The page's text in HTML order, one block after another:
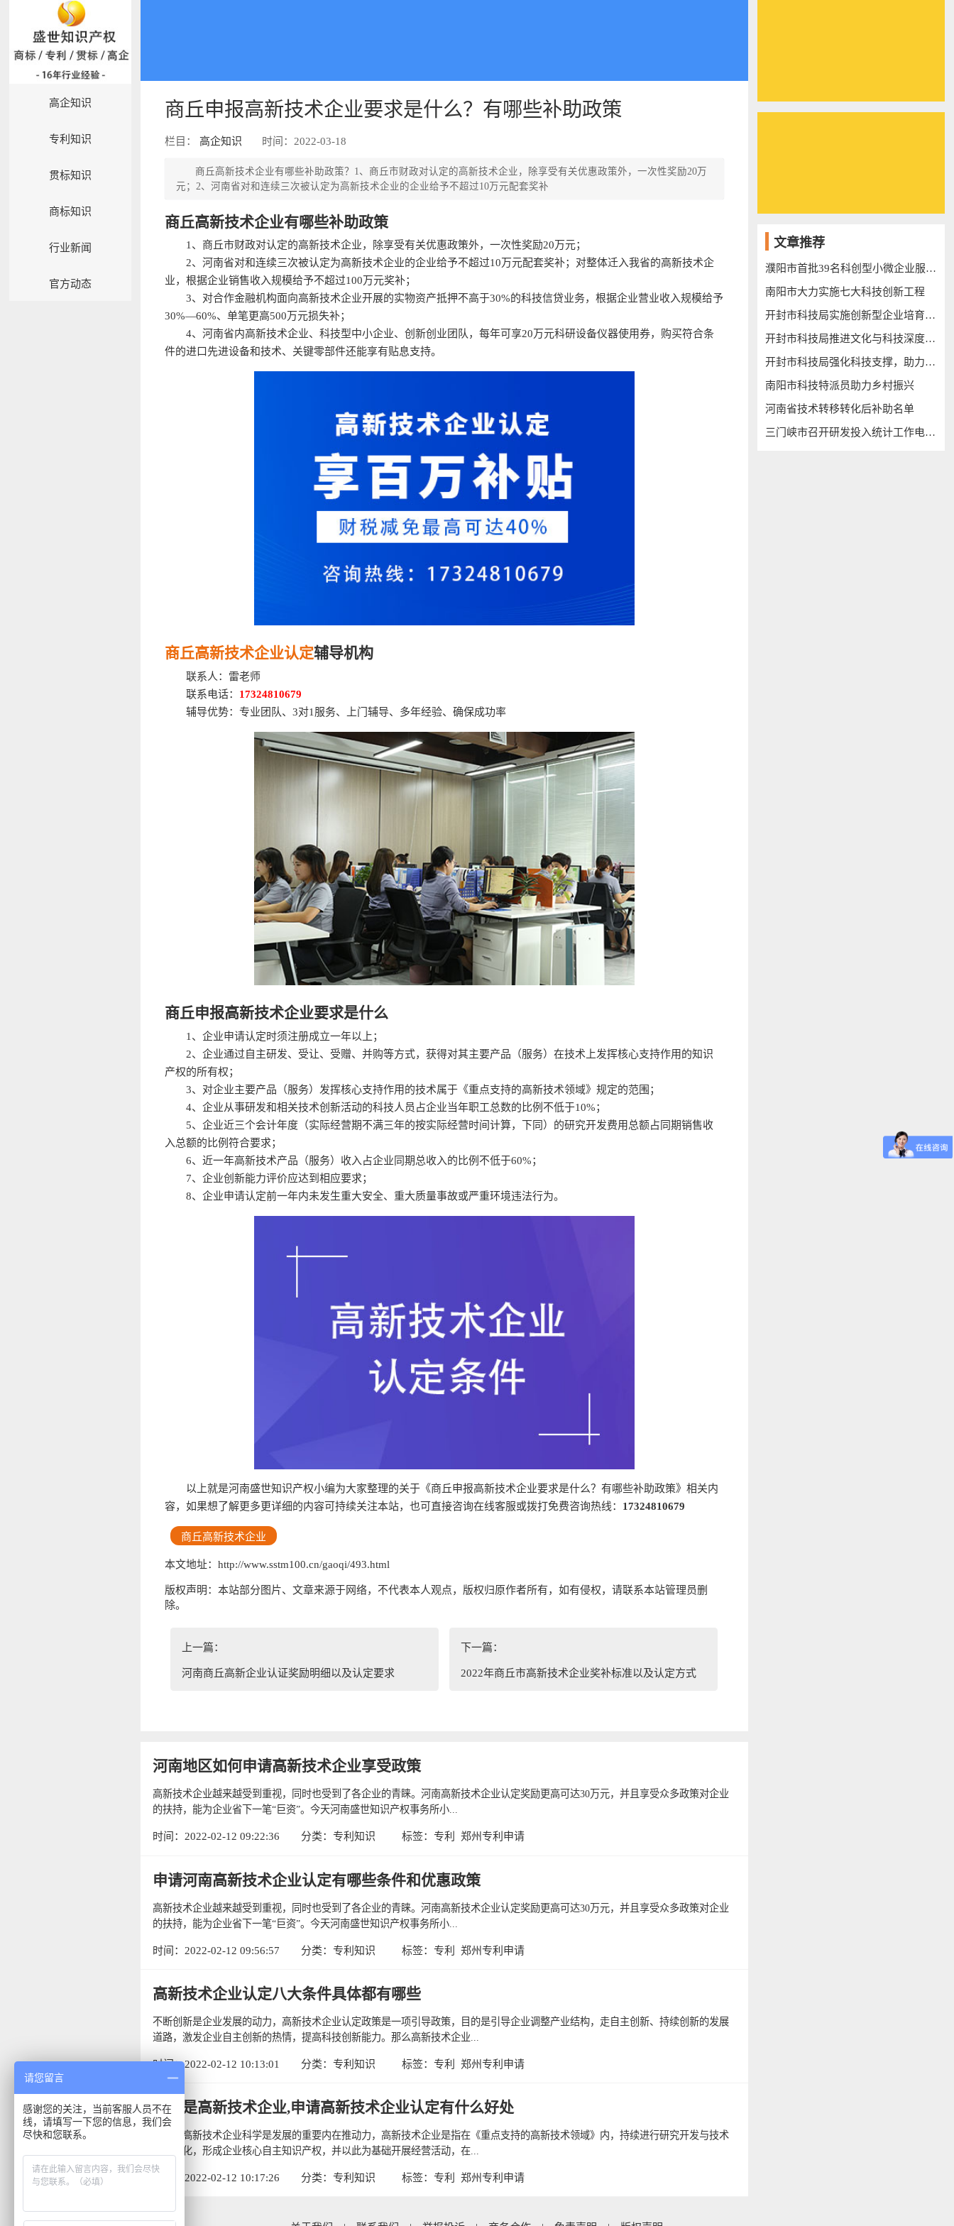
高企知识
专利知识
贯标知识
商标知识
行业新闻
官方动态
商丘申报高新技术企业要求是什么？有哪些补助政策
栏目：高企知识 时间：2022-03-18
商丘高新技术企业有哪些补助政策？1、商丘市财政对认定的高新技术企业，除享受有关优惠政策外，一次性奖励20万
元；2、河南省对和连续三次被认定为高新技术企业的企业给予不超过10万元配套奖补
商丘高新技术企业有哪些补助政策
1、商丘市财政对认定的高新技术企业，除享受有关优惠政策外，一次性奖励20万元；
2、河南省对和连续三次被认定为高新技术企业的企业给予不超过10万元配套奖补；对整体迁入我省的高新技术企
业，根据企业销售收入规模给予不超过100万元奖补；
3、对合作金融机构面向高新技术企业开展的实物资产抵押不高于30%的科技信贷业务，根据企业营业收入规模给予
30%—60%、单笔更高500万元损失补；
4、河南省内高新技术企业、科技型中小企业、创新创业团队，每年可享20万元科研设备仪器使用券，购买符合条
件的进口先进设备和技术、关键零部件还能享有贴息支持。
商丘高新技术企业认定辅导机构
联系人：雷老师
联系电话： 17324810679
辅导优势：专业团队、3对1服务、上门辅导、多年经验、确保成功率
商丘申报高新技术企业要求是什么
1、企业申请认定时须注册成立一年以上；
2、企业通过自主研发、受让、受赠、并购等方式，获得对其主要产品（服务）在技术上发挥核心支持作用的知识
产权的所有权；
3、对企业主要产品（服务）发挥核心支持作用的技术属于《重点支持的高新技术领域》规定的范围；
4、企业从事研发和相关技术创新活动的科技人员占企业当年职工总数的比例不低于10%；
5、企业近三个会计年度（实际经营期不满三年的按实际经营时间计算，下同）的研究开发费用总额占同期销售收
入总额的比例符合要求；
6、近一年高新技术产品（服务）收入占企业同期总收入的比例不低于60%；
7、企业创新能力评价应达到相应要求；
8、企业申请认定前一年内未发生重大安全、重大质量事故或严重环境违法行为。
以上就是河南盛世知识产权小编为大家整理的关于《商丘申报高新技术企业要求是什么？有哪些补助政策》相关内
容，如果想了解更多更详细的内容可持续关注本站，也可直接咨询在线客服或拨打免费咨询热线： 17324810679
商丘高新技术企业
本文地址：http://www.sstm100.cn/gaoqi/493.html
版权声明：本站部分图片、文章来源于网络，不代表本人观点，版权归原作者所有，如有侵权，请联系本站管理员删
除。
上一篇：
河南商丘高新企业认证奖励明细以及认定要求
下一篇：
2022年商丘市高新技术企业奖补标准以及认定方式
河南地区如何申请高新技术企业享受政策
高新技术企业越来越受到重视，同时也受到了各企业的青睐。河南高新技术企业认定奖励更高可达30万元，并且享受众多政策对企业
的扶持，能为企业省下一笔“巨资”。今天河南盛世知识产权事务所小...
时间：2022-02-12 09:22:36 分类： 专利知识 标签：专利 郑州专利申请
申请河南高新技术企业认定有哪些条件和优惠政策
高新技术企业越来越受到重视，同时也受到了各企业的青睐。河南高新技术企业认定奖励更高可达30万元，并且享受众多政策对企业
的扶持，能为企业省下一笔“巨资”。今天河南盛世知识产权事务所小...
时间：2022-02-12 09:56:57 分类： 专利知识 标签：专利 郑州专利申请
高新技术企业认定八大条件具体都有哪些
不断创新是企业发展的动力，高新技术企业认定政策是一项引导政策，目的是引导企业调整产业结构，走自主创新、持续创新的发展
道路，激发企业自主创新的热情，提高科技创新能力。那么高新技术企业...
时间：2022-02-12 10:13:01 分类： 专利知识 标签：专利 郑州专利申请
什么是高新技术企业,申请高新技术企业认定有什么好处
什么是高新技术企业科学是发展的重要内在推动力，高新技术企业是指在《重点支持的高新技术领域》内，持续进行研究开发与技术
成果转化，形成企业核心自主知识产权，并以此为基础开展经营活动，在...
时间：2022-02-12 10:17:26 分类： 专利知识 标签：专利 郑州专利申请
文章推荐
濮阳市首批39名科创型小微企业服务专员上岗
南阳市大力实施七大科技创新工程
开封市科技局实施创新型企业培育三年行动计划
开封市科技局推进文化与科技深度融合
开封市科技局强化科技支撑，助力“万人助万企”
南阳市科技特派员助力乡村振兴
河南省技术转移转化后补助名单
三门峡市召开研发投入统计工作电视电话会议
请您留言
感谢您的关注，当前客服人员不在
线，请填写一下您的信息，我们会
尽快和您联系。